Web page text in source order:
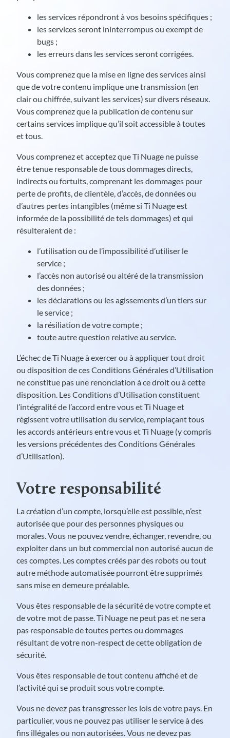
les services répondront à vos besoins spécifiques ;
les services seront ininterrompus ou exempt de
bugs ;
les erreurs dans les services seront corrigées.
Vous comprenez que la mise en ligne des services ainsi
que de votre contenu implique une transmission (en
clair ou chiffrée, suivant les services) sur divers réseaux.
Vous comprenez que la publication de contenu sur
certains services implique qu’il soit accessible à toutes
et tous.
Vous comprenez et acceptez que Ti Nuage ne puisse
être tenue responsable de tous dommages directs,
indirects ou fortuits, comprenant les dommages pour
perte de profits, de clientèle, d’accès, de données ou
d’autres pertes intangibles (même si Ti Nuage est
informée de la possibilité de tels dommages) et qui
résulteraient de :
l’utilisation ou de l’impossibilité d’utiliser le
service ;
l’accès non autorisé ou altéré de la transmission
des données ;
les déclarations ou les agissements d’un tiers sur
le service ;
la résiliation de votre compte ;
toute autre question relative au service.
L’échec de Ti Nuage à exercer ou à appliquer tout droit
ou disposition de ces Conditions Générales d’Utilisation
ne constitue pas une renonciation à ce droit ou à cette
disposition. Les Conditions d’Utilisation constituent
l’intégralité de l’accord entre vous et Ti Nuage et
régissent votre utilisation du service, remplaçant tous
les accords antérieurs entre vous et Ti Nuage (y compris
les versions précédentes des Conditions Générales
d’Utilisation).
Votre responsabilité
La création d’un compte, lorsqu’elle est possible, n’est
autorisée que pour des personnes physiques ou
morales. Vous ne pouvez vendre, échanger, revendre, ou
exploiter dans un but commercial non autorisé aucun de
ces comptes. Les comptes créés par des robots ou tout
autre méthode automatisée pourront être supprimés
sans mise en demeure préalable.
Vous êtes responsable de la sécurité de votre compte et
de votre mot de passe. Ti Nuage ne peut pas et ne sera
pas responsable de toutes pertes ou dommages
résultant de votre non-respect de cette obligation de
sécurité.
Vous êtes responsable de tout contenu affiché et de
l’activité qui se produit sous votre compte.
Vous ne devez pas transgresser les lois de votre pays. En
particulier, vous ne pouvez pas utiliser le service à des
fins illégales ou non autorisées. Vous ne devez pas